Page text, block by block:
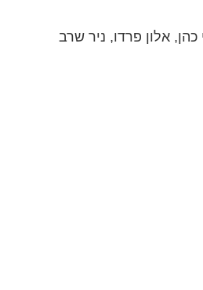
אלון פרדו, ניר שרב